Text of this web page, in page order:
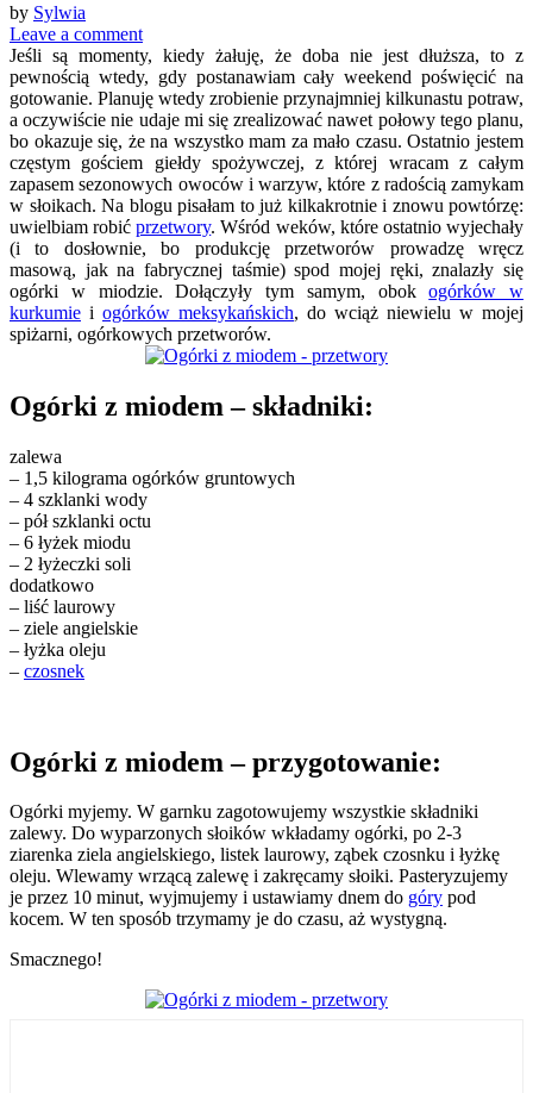
by Sylwia
Leave a comment
Jeśli są momenty, kiedy żałuję, że doba nie jest dłuższa, to z
pewnością wtedy, gdy postanawiam cały weekend poświęcić na
gotowanie. Planuję wtedy zrobienie przynajmniej kilkunastu potraw,
a oczywiście nie udaje mi się zrealizować nawet połowy tego planu,
bo okazuje się, że na wszystko mam za mało czasu. Ostatnio jestem
częstym gościem giełdy spożywczej, z której wracam z całym
zapasem sezonowych owoców i warzyw, które z radością zamykam
w słoikach. Na blogu pisałam to już kilkakrotnie i znowu powtórzę:
uwielbiam robićprzetwory. Wśród weków, które ostatnio wyjechały
(i to dosłownie, bo produkcję przetworów prowadzę wręcz
masową, jak na fabrycznej taśmie) spod mojej ręki, znalazły się
ogórki w miodzie. Dołączyły tym samym, obokogórków w
kurkumie i ogórków meksykańskich, do wciąż niewielu w mojej
spiżarni, ogórkowych przetworów.
Ogórki z miodem – składniki:
zalewa
– 1,5 kilograma ogórków gruntowych
– 4 szklanki wody
– pół szklanki octu
– 6 łyżek miodu
– 2 łyżeczki soli
dodatkowo
– liść laurowy
– ziele angielskie
– łyżka oleju
– czosnek
Ogórki z miodem – przygotowanie:
Ogórki myjemy. W garnku zagotowujemy wszystkie składniki
zalewy. Do wyparzonych słoików wkładamy ogórki, po 2-3
ziarenka ziela angielskiego, listek laurowy, ząbek czosnku i łyżkę
oleju. Wlewamy wrzącą zalewę i zakręcamy słoiki. Pasteryzujemy
je przez 10 minut, wyjmujemy i ustawiamy dnem do góry pod
kocem. W ten sposób trzymamy je do czasu, aż wystygną.
Smacznego!